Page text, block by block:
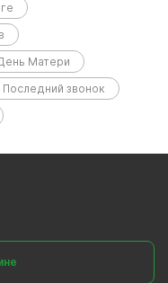
Матери
Последний звонок